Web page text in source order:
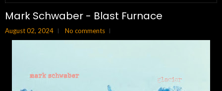
Mark Schwaber - Blast Furnace
August 02, 2024 No comments